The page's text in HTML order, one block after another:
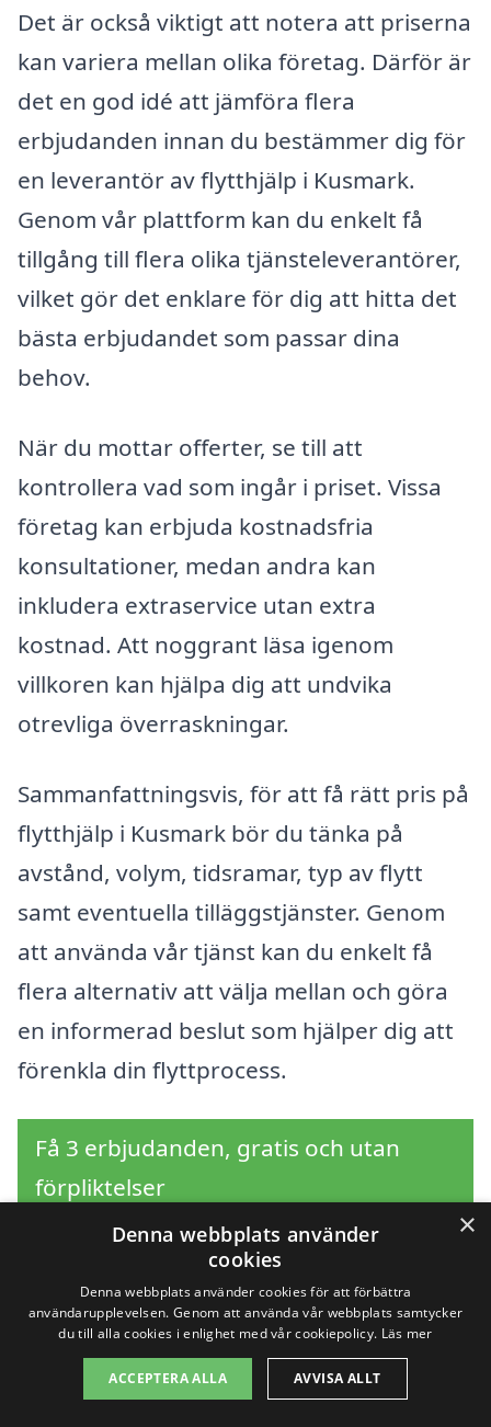
Det är också viktigt att notera att priserna
kan variera mellan olika företag. Därför är
det en god idé att jämföra flera
erbjudanden innan du bestämmer dig för
en leverantör av flytthjälp i Kusmark.
Genom vår plattform kan du enkelt få
tillgång till flera olika tjänsteleverantörer,
vilket gör det enklare för dig att hitta det
bästa erbjudandet som passar dina
behov.
När du mottar offerter, se till att
kontrollera vad som ingår i priset. Vissa
företag kan erbjuda kostnadsfria
konsultationer, medan andra kan
inkludera extraservice utan extra
kostnad. Att noggrant läsa igenom
villkoren kan hjälpa dig att undvika
otrevliga överraskningar.
Sammanfattningsvis, för att få rätt pris på
flytthjälp i Kusmark bör du tänka på
avstånd, volym, tidsramar, typ av flytt
samt eventuella tilläggstjänster. Genom
att använda vår tjänst kan du enkelt få
flera alternativ att välja mellan och göra
en informerad beslut som hjälper dig att
förenkla din flyttprocess.
Få 3 erbjudanden, gratis och utan
förpliktelser
Sök efter en
professionell för
flytthjälp i andra städer
×
Denna webbplats använder
cookies
Denna webbplats använder cookies för att förbättra
användarupplevelsen. Genom att använda vår webbplats samtycker
du till alla cookies i enlighet med vår cookiepolicy. Läs mer
ACCEPTERA ALLA AVVISA ALLT